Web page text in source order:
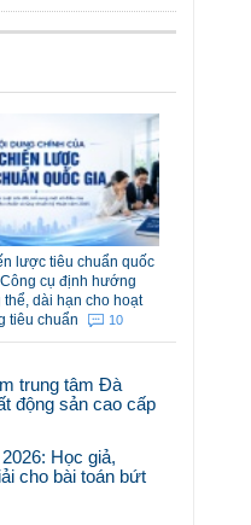
lược tiêu chuẩn quốc
cụ định hướng
thể, dài hạn cho hoạt
tiêu chuẩn
10
trung tâm Đà
động sản cao cấp
Học giả,
cho bài toán bứt